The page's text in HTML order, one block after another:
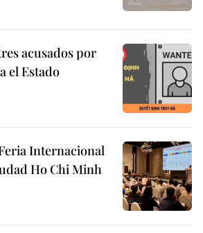
acusados por
el Estado
Internacional
Ho Chi Minh